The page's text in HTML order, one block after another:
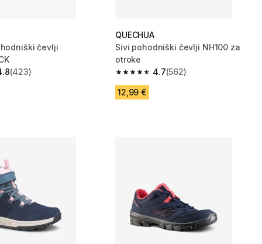
čevlji
from 423 ocene
(423)
QUECHUA
Sivi pohodniški čevlji NH100 za
otroke
4.7
4.7 od 5 zvezdic from 562 ocene
(562)
12,99 €